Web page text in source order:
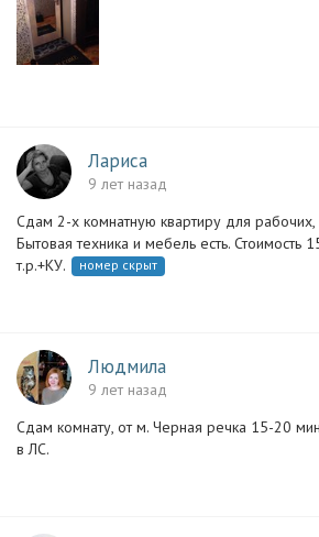
Лариса
9 лет назад
Сдам 2-х комнатную квартиру для рабочих,
Бытовая техника и мебель есть. Стоимость
т.р.+КУ.
номер скрыт
Людмила
9 лет назад
Сдам комнату, от м. Черная речка 15-20
в ЛС.